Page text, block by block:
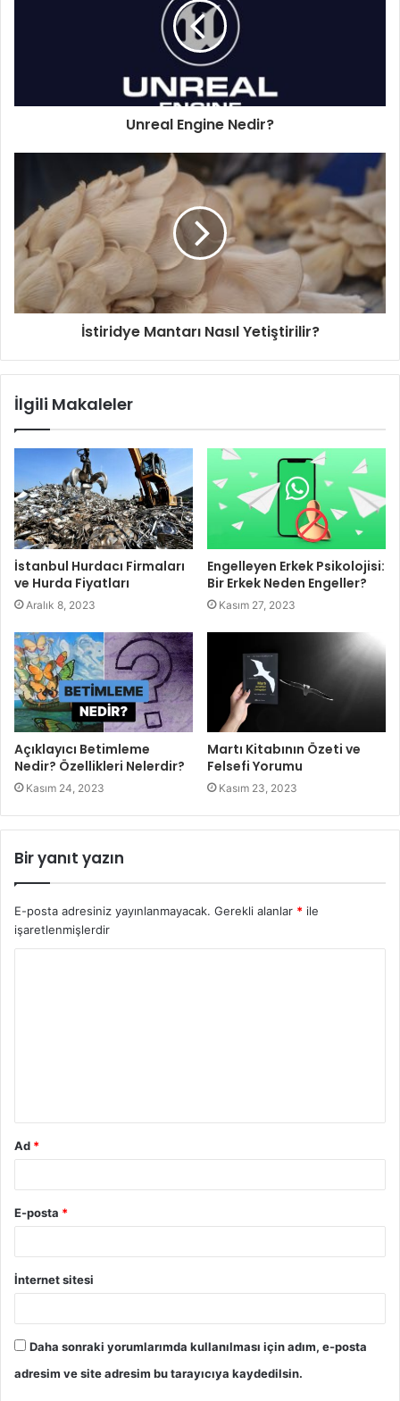
Unreal Engine Nedir?
İstiridye Mantarı Nasıl Yetiştirilir?
İlgili Makaleler
İstanbul Hurdacı Firmaları
ve Hurda Fiyatları
Aralık 8, 2023
Engelleyen Erkek Psikolojisi:
Bir Erkek Neden Engeller?
Kasım 27, 2023
Açıklayıcı Betimleme
Nedir? Özellikleri Nelerdir?
Kasım 24, 2023
Martı Kitabının Özeti ve
Felsefi Yorumu
Kasım 23, 2023
Bir yanıt yazın
E-posta adresiniz yayınlanmayacak. Gerekli alanlar * ile
işaretlenmişlerdir
Ad *
E-posta *
İnternet sitesi
Daha sonraki yorumlarımda kullanılması için adım, e-posta
adresim ve site adresim bu tarayıcıya kaydedilsin.